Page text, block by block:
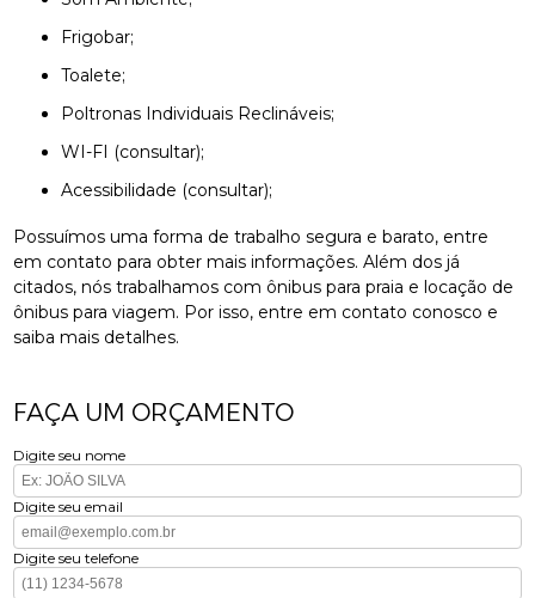
Frigobar;
Toalete;
Poltronas Individuais Reclináveis;
WI-FI (consultar);
Acessibilidade (consultar);
Possuímos uma forma de trabalho segura e barato, entre
em contato para obter mais informações. Além dos já
citados, nós trabalhamos com ônibus para praia e locação de
ônibus para viagem. Por isso, entre em contato conosco e
saiba mais detalhes.
FAÇA UM ORÇAMENTO
Digite seu nome
Digite seu email
Digite seu telefone